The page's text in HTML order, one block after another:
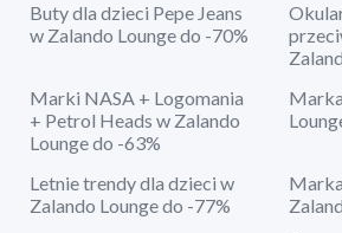
Buty dla dzieci Pepe Jeans
w Zalando Lounge do -70%
Marki NASA + Logomania
+ Petrol Heads w Zalando
Lounge do -63%
Letnie trendy dla dzieci w
Zalando Lounge do -77%